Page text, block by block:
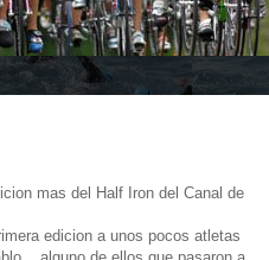
mas del Half Iron del Canal de
edicion a unos pocos atletas